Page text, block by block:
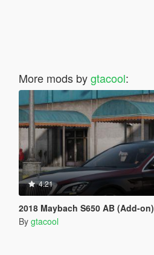
More mods bygtacool:
4.21
2018 Maybach S650 AB (Add-on)
By gtacool